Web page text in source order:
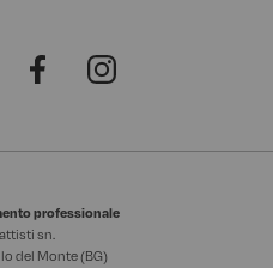
professionale
sn.
del Monte (BG)